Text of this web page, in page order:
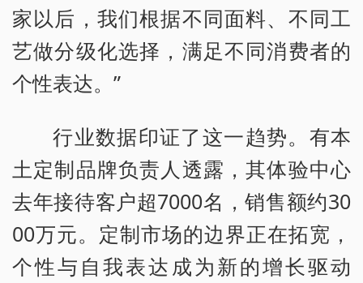
家以后，我们根据不同面料、不同工
艺做分级化选择，满足不同消费者的
个性表达。”
行业数据印证了这一趋势。有本
土定制品牌负责人透露，其体验中心
去年接待客户超7000名，销售额约30
00万元。定制市场的边界正在拓宽，
个性与自我表达成为新的增长驱动